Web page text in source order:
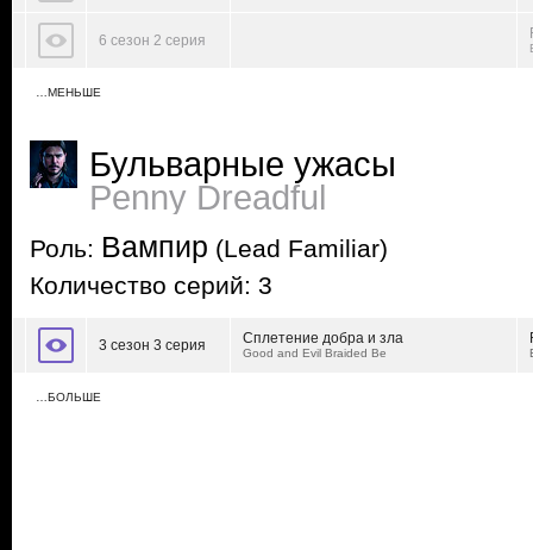
6 сезон 2 серия
…МЕНЬШЕ
Бульварные ужасы
Penny Dreadful
Роль: Вампир (Lead Familiar)
Количество серий: 3
3 сезон 3 серия Сплетение добра и зла
Good and Evil Braided Be
…БОЛЬШЕ